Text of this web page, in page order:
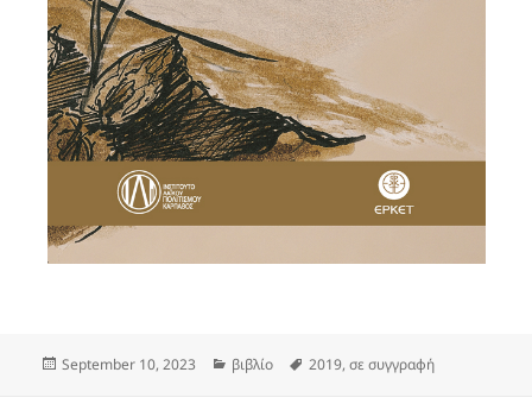
Posted
September 10, 2023 Categories
βιβλίο Tags
2019,σε συγγραφή